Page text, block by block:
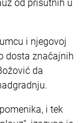
od prisutnih u
i njegovoj
dosta značajnih
da
i tek